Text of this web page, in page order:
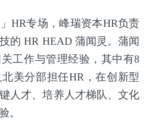
HR专场，峰瑞资本HR负责
的 HR HEAD 蒲闻灵。蒲闻
工作与管理经验，其中有8
美分部担任HR，在创新型
人才、培养人才梯队、文化
。